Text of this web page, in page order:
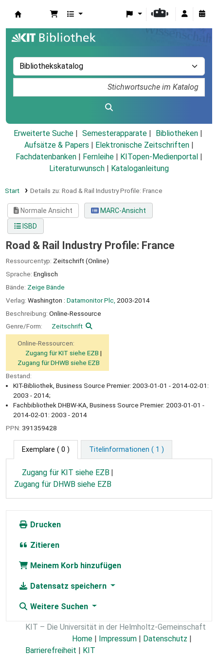
Erweiterte Suche Semesterapparate
Bibliotheken
Aufsätze & Papers
Elektronische Zeitschriften
Fachdatenbanken
Fernleihe KITopen-Medienportal
Literaturwunsch
Kataloganleitung
Start Details zu: Road & Rail Industry Profile: France
Normale Ansicht
MARC-Ansicht
ISBD
Road & Rail Industry Profile: France
Ressourcentyp: Zeitschrift (Online)
Sprache: Englisch
Bände: Zeige Bände
Verlag: Washington : Datamonitor Plc, 2003-2014
Beschreibung: Online-Ressource
Genre/Form:
Zeitschrift
Online-Ressourcen:
Zugang für KIT siehe EZB
Zugang für DHWB siehe EZB
Bestand:
KIT-Bibliothek, Business Source Premier: 2003-01-01 - 2014-02-01:
2003 - 2014;
Fachbibliothek DHBW-KA, Business Source Premier: 2003-01-01 -
2014-02-01: 2003 - 2014
PPN: 391359428
Exemplare ( 0 ) Titelinformationen ( 1 )
Zugang für KIT siehe EZB
Zugang für DHWB siehe EZB
Drucken
Zitieren
Meinem Korb hinzufügen
Datensatz speichern
Weitere Suchen
KIT – Die Universität in der Helmholtz-Gemeinschaft
Home | Impressum | Datenschutz |
Barrierefreiheit | KIT